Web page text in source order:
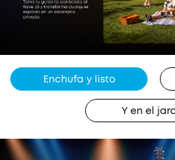
Enchufa y listo
Y en el